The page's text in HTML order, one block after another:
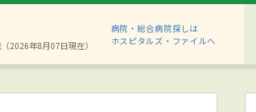
2026年8月07日現在）
病院・総合病院探しは
ホスピタルズ・ファイルへ